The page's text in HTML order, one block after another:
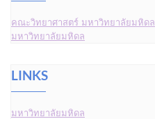
คณะวิทยาศาสตร์ มหาวิทยาลัยมหิดล
มหาวิทยาลัยมหิดล
LINKS
มหาวิทยาลัยมหิดล